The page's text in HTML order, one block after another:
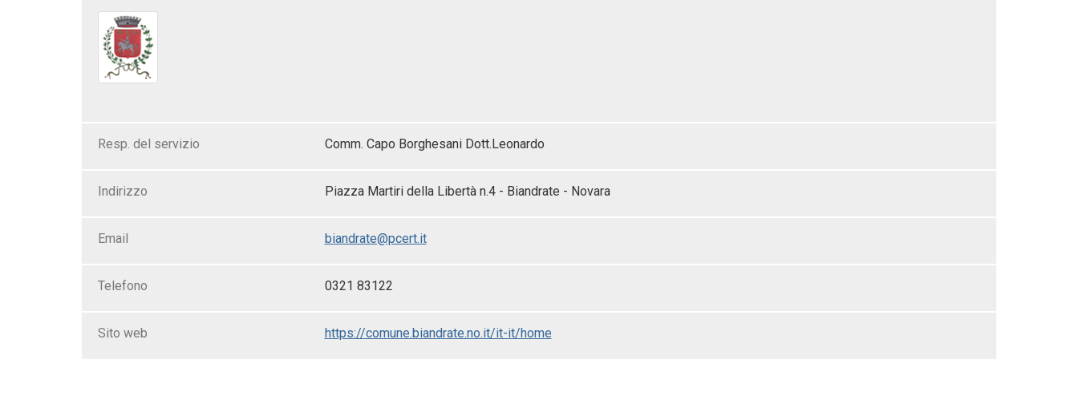
Resp. del servizio Comm. Capo Borghesani Dott.Leonardo
Indirizzo Piazza Martiri della Libertà n.4 - Biandrate - Novara
Email biandrate@pcert.it
Telefono 0321 83122
Sito web https://comune.biandrate.no.it/it-it/home